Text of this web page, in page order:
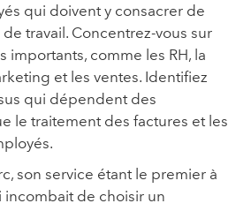
qui doivent y consacrer de
travail. Concentrez-vous sur
importants, comme les RH, la
et les ventes. Identifiez
qui dépendent des
le traitement des factures et les
son service étant le premier à
incombait de choisir un